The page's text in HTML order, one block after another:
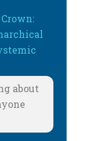
about